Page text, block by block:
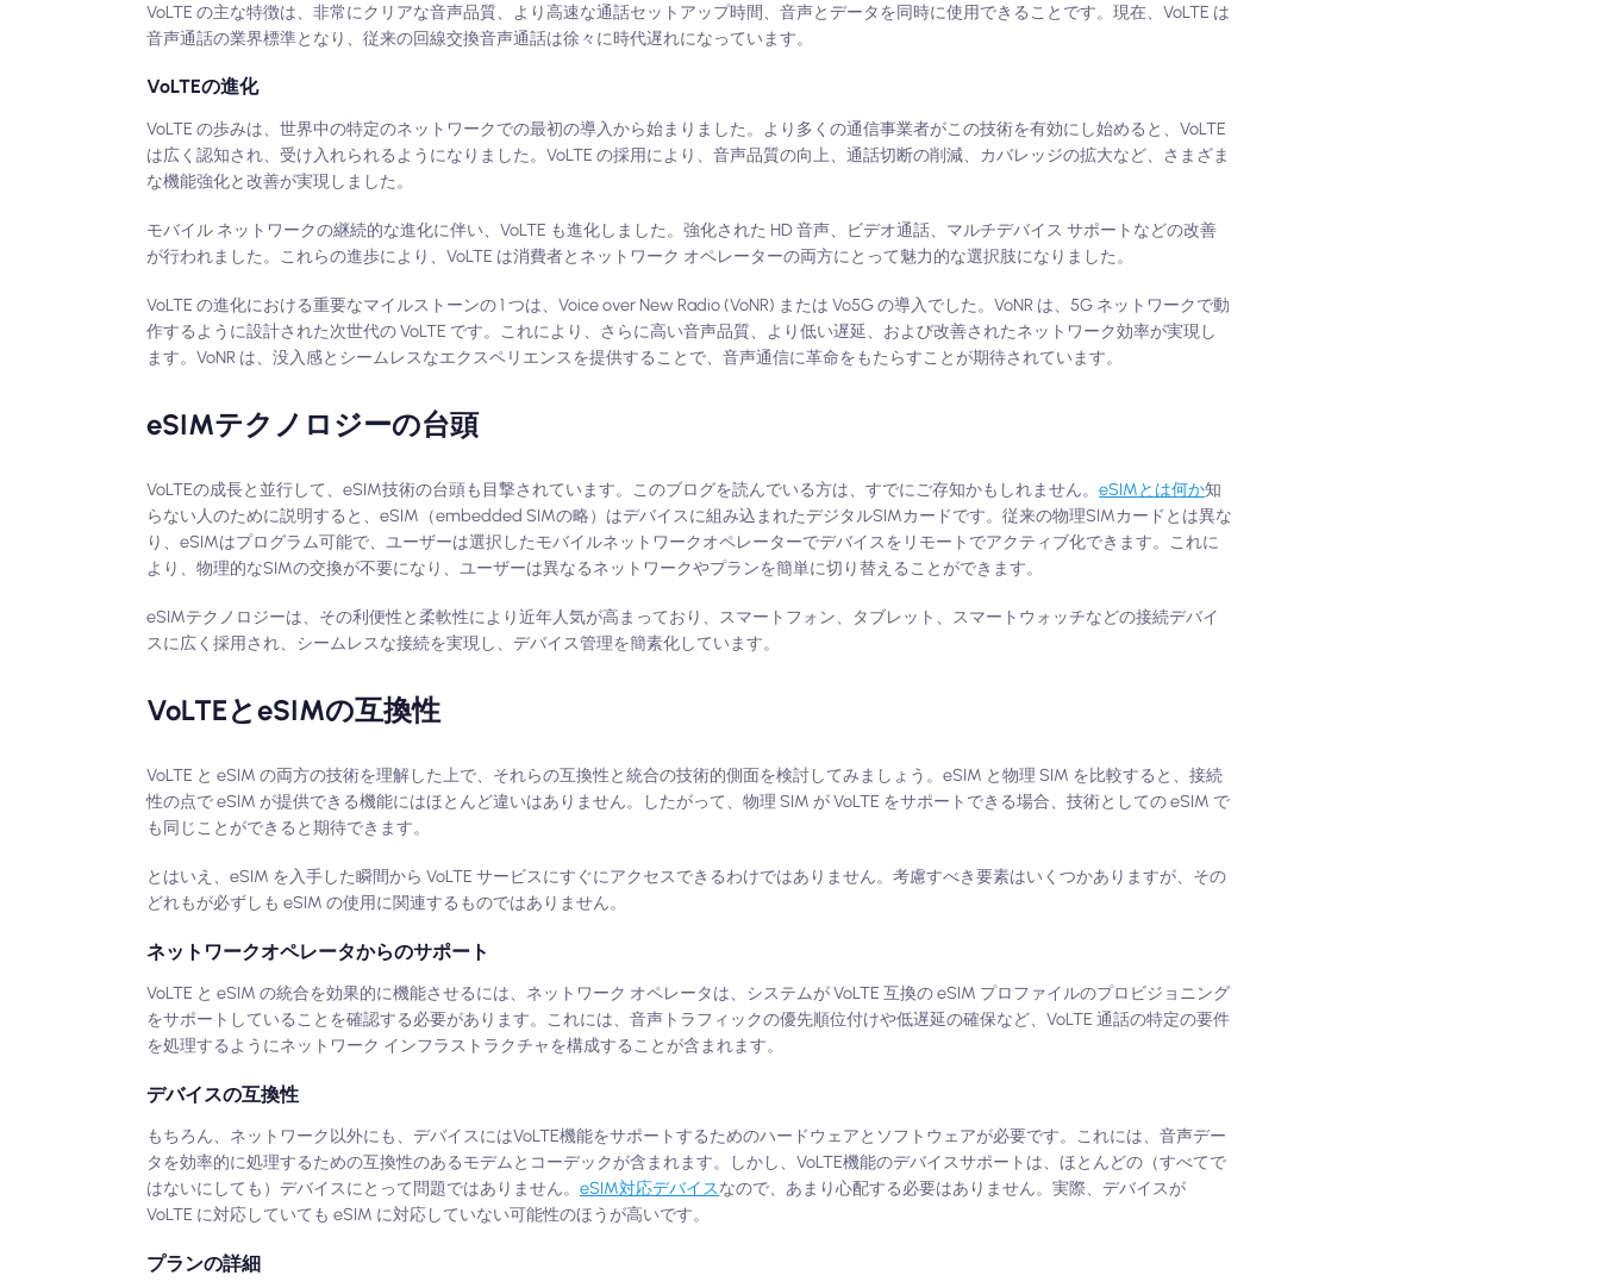
VoLTE の主な特徴は、非常にクリアな音声品質、より高速な通話セットアップ時間、音声とデータを同時に使用できることです。現在、VoLTE は
音声通話の業界標準となり、従来の回線交換音声通話は徐々に時代遅れになっています。
VoLTEの進化
VoLTE の歩みは、世界中の特定のネットワークでの最初の導入から始まりました。より多くの通信事業者がこの技術を有効にし始めると、VoLTE
は広く認知され、受け入れられるようになりました。VoLTE の採用により、音声品質の向上、通話切断の削減、カバレッジの拡大など、さまざま
な機能強化と改善が実現しました。
モバイル ネットワークの継続的な進化に伴い、VoLTE も進化しました。強化された HD 音声、ビデオ通話、マルチデバイス サポートなどの改善
が行われました。これらの進歩により、VoLTE は消費者とネットワーク オペレーターの両方にとって魅力的な選択肢になりました。
VoLTE の進化における重要なマイルストーンの 1 つは、Voice over New Radio (VoNR) または Vo5G の導入でした。VoNR は、5G ネットワークで動
作するように設計された次世代の VoLTE です。これにより、さらに高い音声品質、より低い遅延、および改善されたネットワーク効率が実現し
ます。VoNR は、没入感とシームレスなエクスペリエンスを提供することで、音声通信に革命をもたらすことが期待されています。
eSIMテクノロジーの台頭
VoLTEの成長と並行して、eSIM技術の台頭も目撃されています。このブログを読んでいる方は、すでにご存知かもしれません。eSIMとは何か知
らない人のために説明すると、eSIM（embedded SIMの略）はデバイスに組み込まれたデジタルSIMカードです。従来の物理SIMカードとは異な
り、eSIMはプログラム可能で、ユーザーは選択したモバイルネットワークオペレーターでデバイスをリモートでアクティブ化できます。これに
より、物理的なSIMの交換が不要になり、ユーザーは異なるネットワークやプランを簡単に切り替えることができます。
eSIMテクノロジーは、その利便性と柔軟性により近年人気が高まっており、スマートフォン、タブレット、スマートウォッチなどの接続デバイ
スに広く採用され、シームレスな接続を実現し、デバイス管理を簡素化しています。
VoLTEとeSIMの互換性
VoLTE と eSIM の両方の技術を理解した上で、それらの互換性と統合の技術的側面を検討してみましょう。eSIM と物理 SIM を比較すると、接続
性の点で eSIM が提供できる機能にはほとんど違いはありません。したがって、物理 SIM が VoLTE をサポートできる場合、技術としての eSIM で
も同じことができると期待できます。
とはいえ、eSIM を入手した瞬間から VoLTE サービスにすぐにアクセスできるわけではありません。考慮すべき要素はいくつかありますが、その
どれもが必ずしも eSIM の使用に関連するものではありません。
ネットワークオペレータからのサポート
VoLTE と eSIM の統合を効果的に機能させるには、ネットワーク オペレータは、システムが VoLTE 互換の eSIM プロファイルのプロビジョニング
をサポートしていることを確認する必要があります。これには、音声トラフィックの優先順位付けや低遅延の確保など、VoLTE 通話の特定の要件
を処理するようにネットワーク インフラストラクチャを構成することが含まれます。
デバイスの互換性
もちろん、ネットワーク以外にも、デバイスにはVoLTE機能をサポートするためのハードウェアとソフトウェアが必要です。これには、音声デー
タを効率的に処理するための互換性のあるモデムとコーデックが含まれます。しかし、VoLTE機能のデバイスサポートは、ほとんどの（すべてで
はないにしても）デバイスにとって問題ではありません。eSIM対応デバイスなので、あまり心配する必要はありません。実際、デバイスが
VoLTE に対応していても eSIM に対応していない可能性のほうが高いです。
プランの詳細